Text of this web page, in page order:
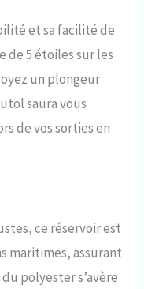
vous en
et le corps de
design cylindrique
noire intemporelle,
brillante qui
et sa facilité de
de 5 étoiles sur les
un plongeur
saura vous
de vos sorties en
ce réservoir est
maritimes, assurant
polyester s’avère